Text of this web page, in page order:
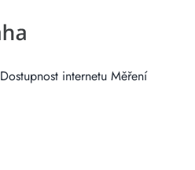
Dostupnost internetu Měření